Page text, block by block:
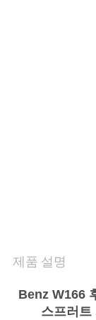
청
하
제품 설명
Benz W166
스프러트